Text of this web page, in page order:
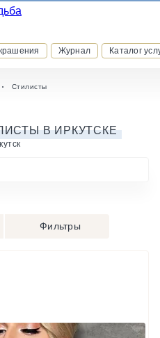
Журнал Каталог
ПРИВИЛЕГИЙ
Стилисты
В ИРКУТСКЕ
Фильтры